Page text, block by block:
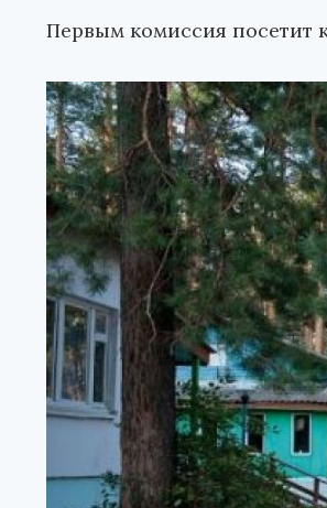
Первым комиссия посетит